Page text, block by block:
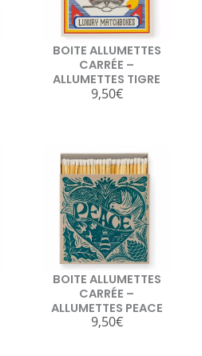
BOITE ALLUMETTES
CARRÉE –
ALLUMETTES TIGRE
9,50€
BOITE ALLUMETTES
CARRÉE –
ALLUMETTES PEACE
9,50€